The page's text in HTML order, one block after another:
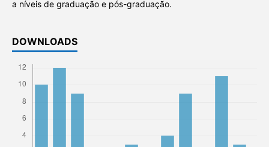
a níveis de graduação e pós-graduação.
DOWNLOADS